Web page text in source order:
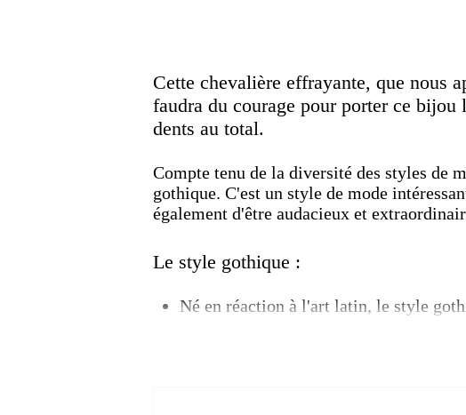
Cette chevalière effrayante, que nous
faudra du courage pour porter ce
dents au total.
Compte tenu de la diversité des styles de
gothique. C'est un style de mode
également d'être audacieux et
Le style gothique :
Né en réaction à l'art latin, le style
l'Angleterre, l'Espagne et la France